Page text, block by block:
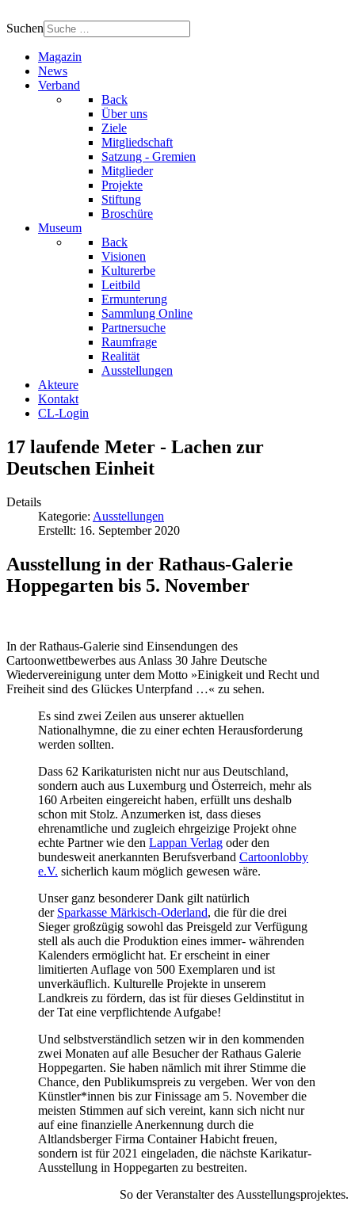
Suchen
Magazin
News
Verband
Back
Über uns
Ziele
Mitgliedschaft
Satzung - Gremien
Mitglieder
Projekte
Stiftung
Broschüre
Museum
Back
Visionen
Kulturerbe
Leitbild
Ermunterung
Sammlung Online
Partnersuche
Raumfrage
Realität
Ausstellungen
Akteure
Kontakt
CL-Login
17 laufende Meter - Lachen zur
Deutschen Einheit
Details
Kategorie: Ausstellungen
Erstellt: 16. September 2020
Ausstellung in der Rathaus-Galerie
Hoppegarten bis 5. November
In der Rathaus-Galerie sind Einsendungen des
Cartoonwettbewerbes aus Anlass 30 Jahre Deutsche
Wiedervereinigung unter dem Motto »Einigkeit und Recht und
Freiheit sind des Glückes Unterpfand …« zu sehen.
Es sind zwei Zeilen aus unserer aktuellen
Nationalhymne, die zu einer echten Herausforderung
werden sollten.
Dass 62 Karikaturisten nicht nur aus Deutschland,
sondern auch aus Luxemburg und Österreich, mehr als
160 Arbeiten eingereicht haben, erfüllt uns deshalb
schon mit Stolz. Anzumerken ist, dass dieses
ehrenamtliche und zugleich ehrgeizige Projekt ohne
echte Partner wie den Lappan Verlag oder den
bundesweit anerkannten Berufsverband Cartoonlobby
e.V. sicherlich kaum möglich gewesen wäre.
Unser ganz besonderer Dank gilt natürlich
der Sparkasse Märkisch-Oderland, die für die drei
Sieger großzügig sowohl das Preisgeld zur Verfügung
stell als auch die Produktion eines immer- währenden
Kalenders ermöglicht hat. Er erscheint in einer
limitierten Auflage von 500 Exemplaren und ist
unverkäuflich. Kulturelle Projekte in unserem
Landkreis zu fördern, das ist für dieses Geldinstitut in
der Tat eine verpflichtende Aufgabe!
Und selbstverständlich setzen wir in den kommenden
zwei Monaten auf alle Besucher der Rathaus Galerie
Hoppegarten. Sie haben nämlich mit ihrer Stimme die
Chance, den Publikumspreis zu vergeben. Wer von den
Künstler*innen bis zur Finissage am 5. November die
meisten Stimmen auf sich vereint, kann sich nicht nur
auf eine finanzielle Anerkennung durch die
Altlandsberger Firma Container Habicht freuen,
sondern ist für 2021 eingeladen, die nächste Karikatur-
Ausstellung in Hoppegarten zu bestreiten.
So der Veranstalter des Ausstellungsprojektes.